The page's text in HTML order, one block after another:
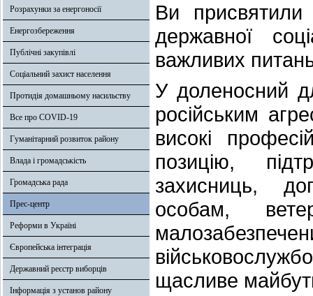
Розрахунки за енергоносії
Енергозбереження
Публічні закупівлі
Соціальний захист населення
Протидія домашньому насильству
Все про COVID-19
Гуманітарний розвиток району
Влада і громадськість
Громадська рада
Прес-центр
Реформи в Україні
Європейська інтеграція
Державний реєстр виборців
Інформація з установ району
Ви присвятили
державної
важливих питань
У доленосний
російським
високі
позицію,
захисниць,
особам,
щасливе